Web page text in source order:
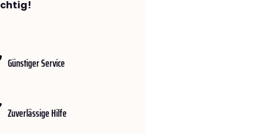
Günstiger Service
Zuverlässige Hilfe